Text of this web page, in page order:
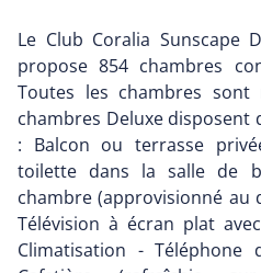
Le Club Coralia Sunscape
propose 854 chambres
Toutes les chambres sont
chambres Deluxe disposent
: Balcon ou terrasse
toilette dans la salle de
chambre (approvisionné au
Télévision à écran plat
Climatisation - Téléphone